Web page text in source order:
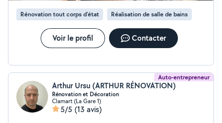
Rénovation tout corps d’état Réalisation de salle de bains
Voir le profil Contacter
Auto-entrepreneur
Arthur Ursu (ARTHUR RÉNOVATION)
Rénovation et Décoration
Clamart (La Gare 1)
5/5 (13 avis)